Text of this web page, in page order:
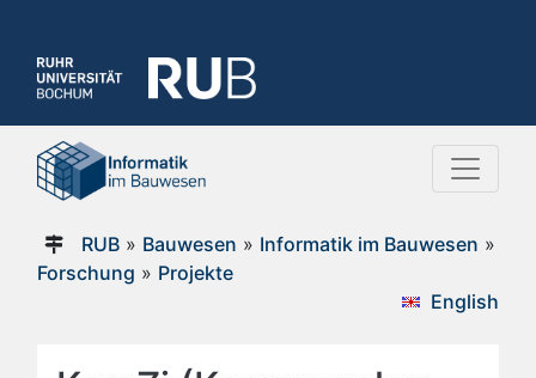
RUB» Bauwesen » Informatik im Bauwesen »
Forschung » Projekte
English